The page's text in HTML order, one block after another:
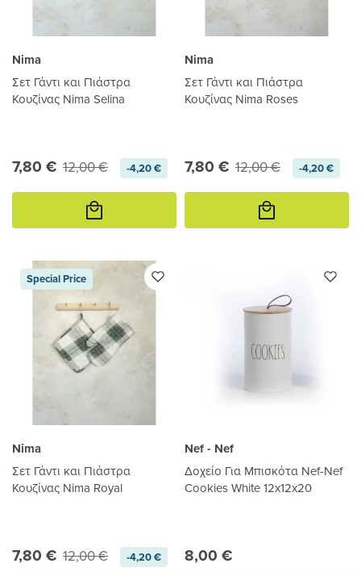
Nima
Σετ Γάντι και Πιάστρα
Κουζίνας Nima Selina
7,80 € 12,00 € -4,20 €
Προσθήκη
καλάθι
Nima
Σετ Γάντι και Πιάστρα
Κουζίνας Nima Roses
7,80 € 12,00 € -4,20 €
Προσθήκη
καλάθι
Special Price
Nima
Σετ Γάντι και Πιάστρα
Κουζίνας Nima Royal
7,80 € 12,00 € -4,20 €
Nef - Nef
Δοχείο Για Μπισκότα Nef-Nef
Cookies White 12x12x20
8,00 €